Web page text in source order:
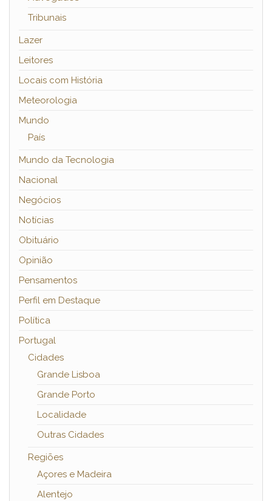
Tribunais
Lazer
Leitores
Locais com História
Meteorologia
Mundo
País
Mundo da Tecnologia
Nacional
Negócios
Notícias
Obituário
Opinião
Pensamentos
Perfil em Destaque
Política
Portugal
Cidades
Grande Lisboa
Grande Porto
Localidade
Outras Cidades
Regiões
Açores e Madeira
Alentejo